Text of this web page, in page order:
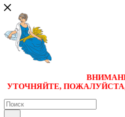
УТОЧНЯЙТЕ,